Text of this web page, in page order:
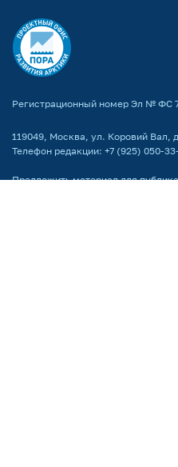
Регистрационный номер Эл № ФС
119049, Москва, ул. Коровий Вал,
Телефон редакции: +7 (925) 050-
Предложить материал для